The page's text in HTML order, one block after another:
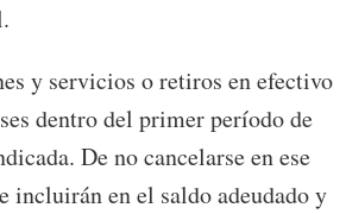
y servicios o retiros en efectivo
dentro del primer período de
De no cancelarse en ese
incluirán en el saldo adeudado y